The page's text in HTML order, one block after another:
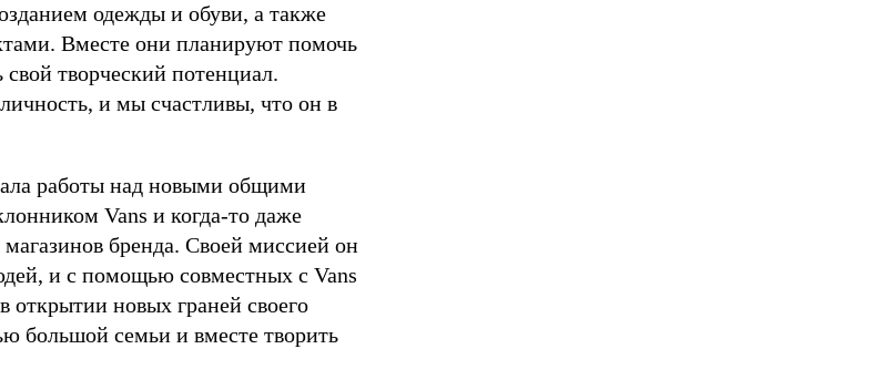
одежды и обуви, а также
Вместе они планируют помочь
творческий потенциал.
и мы счастливы, что он в
работы над новыми общими
Vans и когда-то даже
бренда. Своей миссией он
и с помощью совместных с Vans
открытии новых граней своего
большой семьи и вместе творить